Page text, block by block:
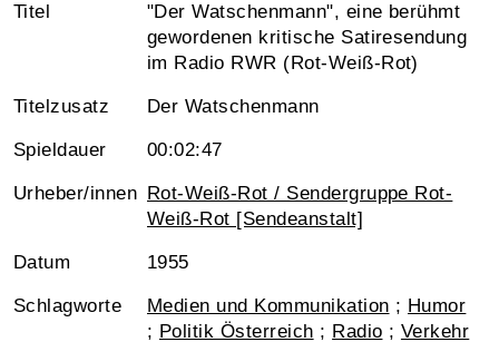
Titel
"Der Watschenmann", eine berühmt
gewordenen kritische Satiresendung
im Radio RWR (Rot-Weiß-Rot)
Titelzusatz Der Watschenmann
Spieldauer 00:02:47
Urheber/innen Rot-Weiß-Rot / Sendergruppe Rot-
Weiß-Rot [Sendeanstalt]
Datum 1955
Schlagworte Medien und Kommunikation ; Humor
; Politik Österreich ; Radio ; Verkehr